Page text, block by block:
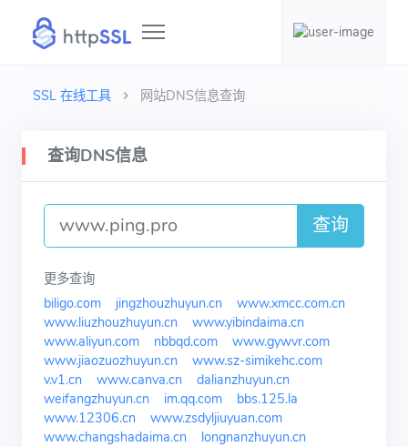
SSL 在线工具 网站DNS信息查询
查询DNS信息
查询
更多查询
biligo.com
jingzhouzhuyun.cn
www.xmcc.com.cn
www.liuzhouzhuyun.cn
www.yibindaima.cn
www.aliyun.com
nbbqd.com
www.gywvr.com
www.jiaozuozhuyun.cn
www.sz-simikehc.com
v.v1.cn
www.canva.cn
dalianzhuyun.cn
weifangzhuyun.cn
im.qq.com
bbs.125.la
www.12306.cn
www.zsdyljiuyuan.com
www.changshadaima.cn
longnanzhuyun.cn